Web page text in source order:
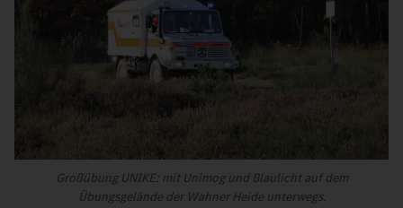
Großübung UNIKE: mit Unimog und Blaulicht auf dem
Übungsgelände der Wahner Heide unterwegs.